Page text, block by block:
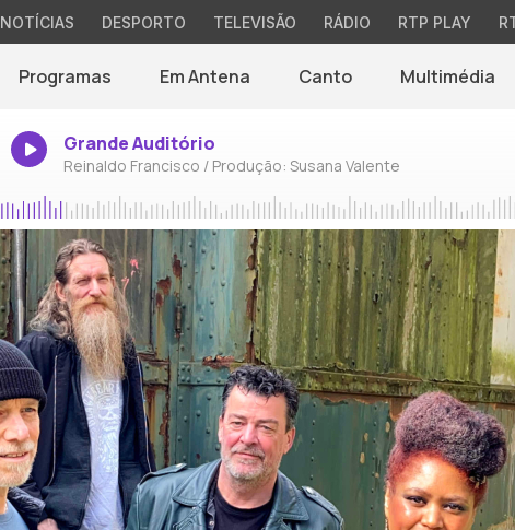
NOTÍCIAS DESPORTO TELEVISÃO RÁDIO RTP PLAY
Programas Em Antena Canto Multimédia
Grande Auditório
Reinaldo Francisco / Produção: Susana Valente